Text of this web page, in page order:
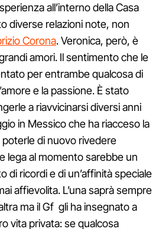
all’interno della Casa
diverse relazioni note, non
Corona. Veronica, però, è
amori. Il sentimento che le
per entrambe qualcosa di
e la passione. È stato
a riavvicinarsi diversi anni
in Messico che ha riacceso la
di nuovo rivedere
lega al momento sarebbe un
di ricordi e di un’affinità speciale
affievolita. L’una saprà sempre
ma il Gf gli ha insegnato a
vita privata: se qualcosa